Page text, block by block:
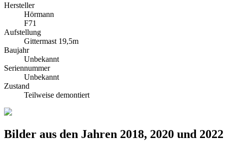
Hersteller
Hörmann
F71
Aufstellung
Gittermast 19,5m
Baujahr
Unbekannt
Seriennummer
Unbekannt
Zustand
Teilweise demontiert
Bilder aus den Jahren 2018, 2020 und 2022